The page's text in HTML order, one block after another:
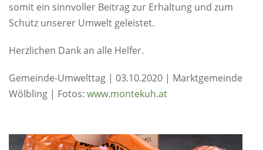
somit ein sinnvoller Beitrag zur Erhaltung und zum
Schutz unserer Umwelt geleistet.
Herzlichen Dank an alle Helfer.
Gemeinde-Umwelttag | 03.10.2020 | Marktgemeinde
Wölbling | Fotos: www.montekuh.at